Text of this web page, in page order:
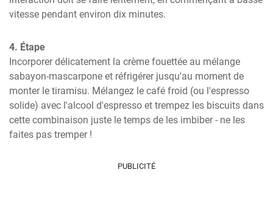
vitesse pendant environ dix minutes.
4. Étape
Incorporer délicatement la crème fouettée au mélange
sabayon-mascarpone et réfrigérer jusqu'au moment de
monter le tiramisu. Mélangez le café froid (ou l'espresso
solide) avec l'alcool d'espresso et trempez les biscuits dans
cette combinaison juste le temps de les imbiber - ne les
faites pas tremper !
PUBLICITÉ